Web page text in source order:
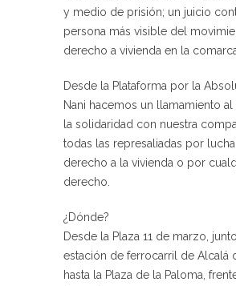
y medio de prisión; un juicio
persona más visible del
derecho a vivienda en la
Desde la Plataforma por la
Nani hacemos un llamamiento
la solidaridad con nuestra
todas las represaliadas por
derecho a la vivienda o por
derecho.
¿Dónde?
Desde la Plaza 11 de marzo,
estación de ferrocarril de Alcalá
hasta la Plaza de la Paloma,